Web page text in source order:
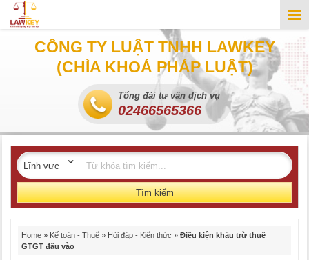
CÔNG TY LUẬT TNHH LAWKEY
(CHÌA KHOÁ PHÁP LUẬT)
Tổng đài tư vấn dịch vụ
02466565366
Tìm kiếm
Home » Kế toán - Thuế » Hỏi đáp - Kiến thức » Điều kiện khấu trừ thuế
GTGT đầu vào